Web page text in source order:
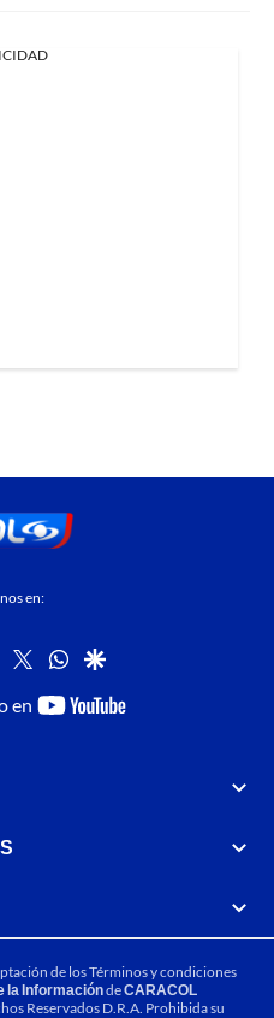
en:
instagram
twitterwhatsapp
google
en
youtube-
de losTérminos y condiciones
la InformacióndeCARACOL
Reservados D.R.A. Prohibida su